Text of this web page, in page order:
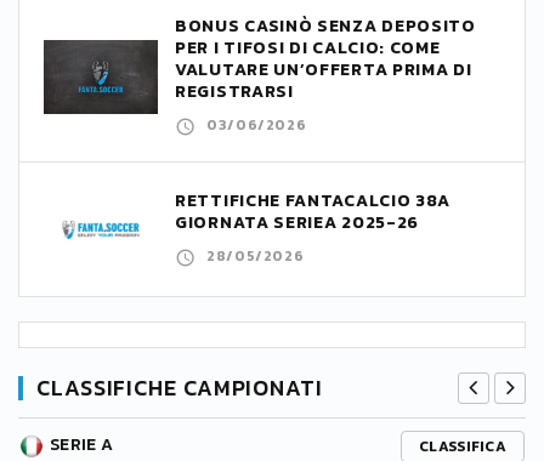
BONUS CASINÒ SENZA DEPOSITO
PER I TIFOSI DI CALCIO: COME
VALUTARE UN’OFFERTA PRIMA DI
REGISTRARSI
03/06/2026
RETTIFICHE FANTACALCIO 38A
GIORNATA SERIEA 2025-26
28/05/2026
CLASSIFICHE CAMPIONATI
SERIE A CLASSIFICA